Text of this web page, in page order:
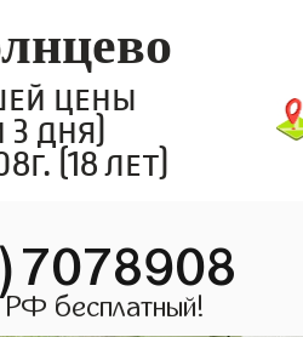
цены
3 дня)
(18 лет)
бесплатный!